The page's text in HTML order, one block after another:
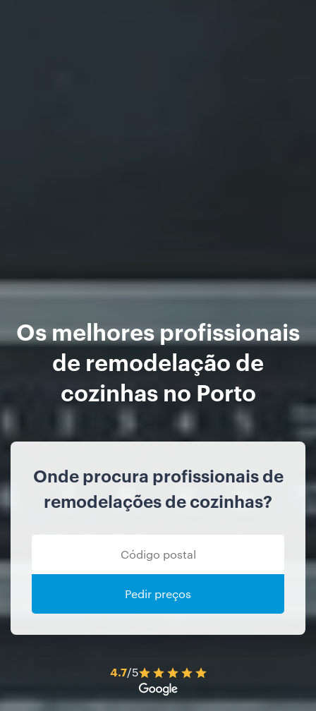
Os melhores profissionais
de remodelação de
cozinhas no Porto
Onde procura profissionais de
remodelações de cozinhas?
Pedir preços
4.7/5